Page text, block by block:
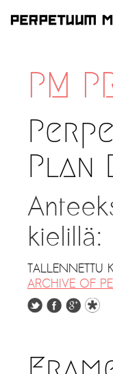
PM
Plan
kielillä:
TALLENNETTU
ARCHIVE OF